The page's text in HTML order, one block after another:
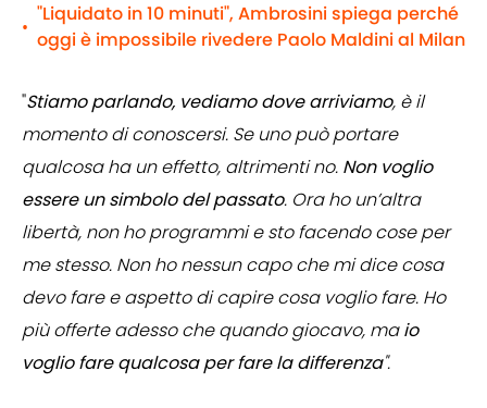
•
"Liquidato in 10 minuti", Ambrosini spiega perché
oggi è impossibile rivedere Paolo Maldini al Milan
"Stiamo parlando, vediamo dove arriviamo, è il
momento di conoscersi. Se uno può portare
qualcosa ha un effetto, altrimenti no. Non voglio
essere un simbolo del passato. Ora ho un’altra
libertà, non ho programmi e sto facendo cose per
me stesso. Non ho nessun capo che mi dice cosa
devo fare e aspetto di capire cosa voglio fare. Ho
più offerte adesso che quando giocavo, maio
voglio fare qualcosa per fare la differenza".